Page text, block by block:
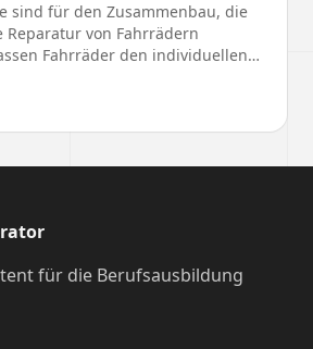
sind für den Zusammenbau, die
von Fahrrädern
Fahrräder den individuellen
für die Berufsausbildung